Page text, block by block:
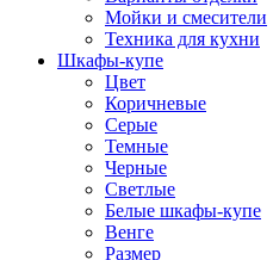
Мойки и смесители
Техника для кухни
Шкафы-купе
Цвет
Коричневые
Серые
Темные
Черные
Светлые
Белые шкафы-купе
Венге
Размер